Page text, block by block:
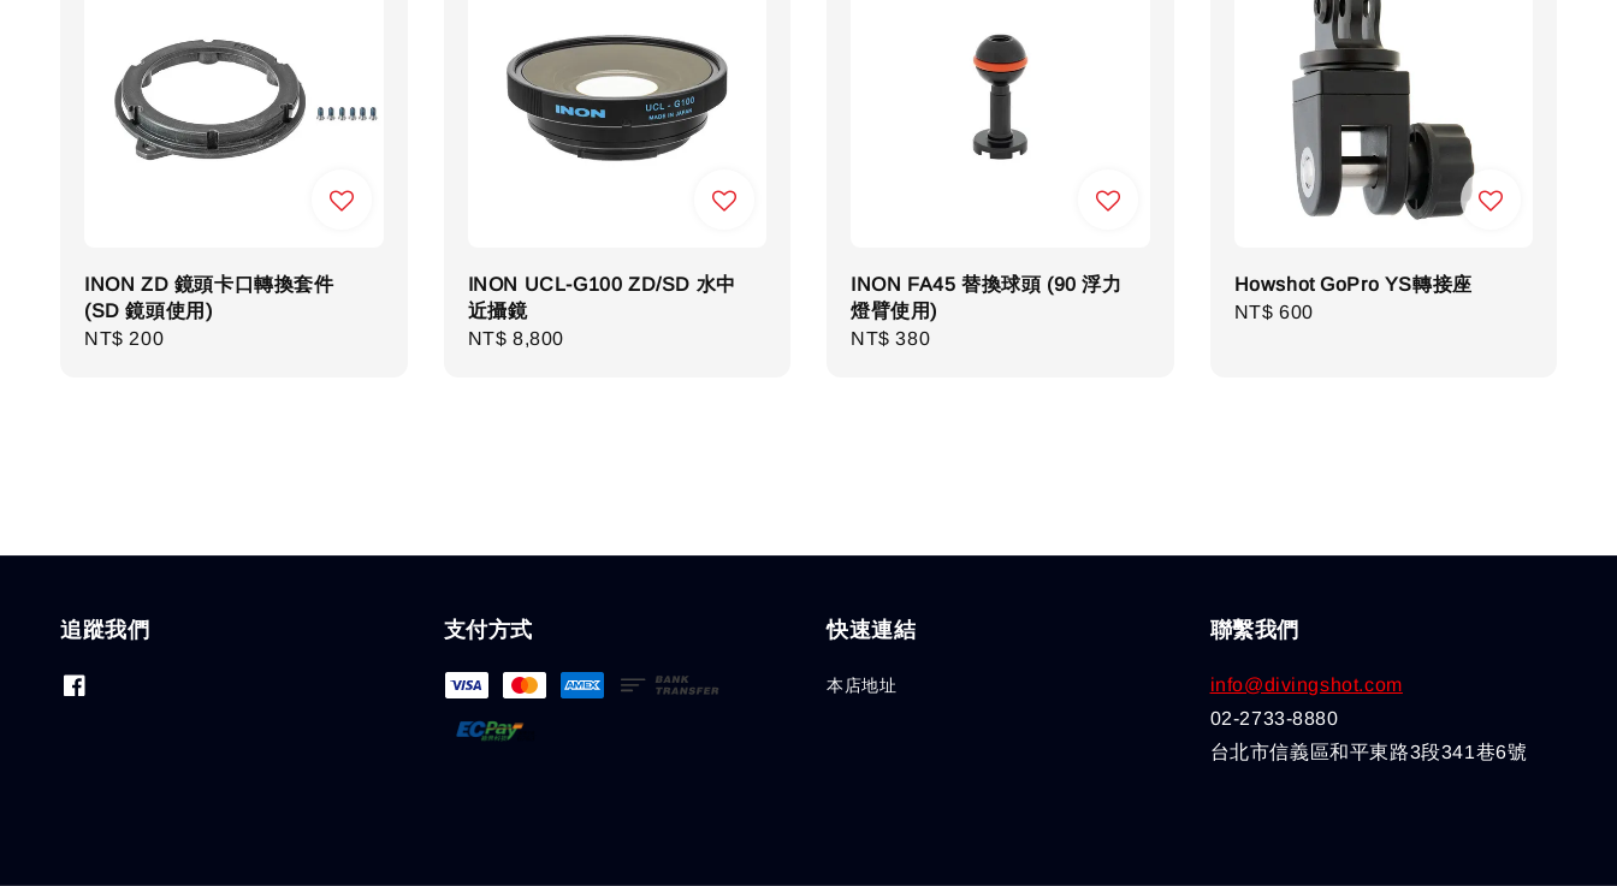
INON ZD 鏡頭卡口轉換套件
(SD 鏡頭使用)
Regular
NT$ 200
INON UCL-G100 ZD/SD 水中
近攝鏡
Regular
NT$ 8,800
INON FA45 替換球頭 (90 浮力
燈臂使用)
Regular
NT$ 380
Howshot GoPro YS轉接座
Regular
NT$ 600
追蹤我們 支付方式 快速連結
本店地址
聯繫我們
info@divingshot.com
02-2733-8880
台北市信義區和平東路3段341巷6號